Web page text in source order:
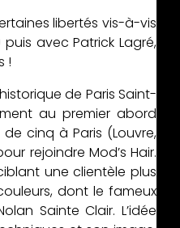
libertés vis-à-vis
avec Patrick Lagré,
!
de Paris Saint-
au premier abord
cinq à Paris (Louvre,
rejoindre Mod’s Hair.
une clientèle plus
dont le fameux
Sainte Clair. L’idée